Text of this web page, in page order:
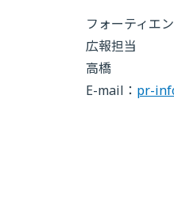
フォーティエ
広報担当
高橋
E-mail： pr-